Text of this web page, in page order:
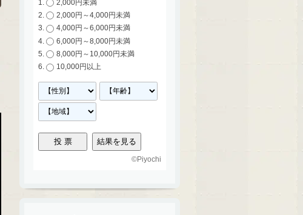
2,000円未満
2,000円～4,000円未満
4,000円～6,000円未満
6,000円～8,000円未満
8,000円～10,000円未満
10,000円以上
©Piyochi